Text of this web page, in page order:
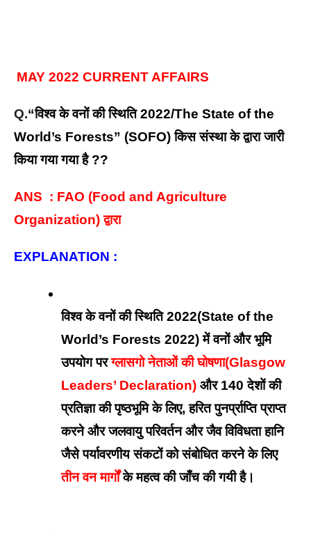
MAY 2022 CURRENT AFFAIRS
Q.“विश्व के वनों की स्थिति 2022/The State of the
World’s Forests” (SOFO) किस संस्था के द्वारा जारी
किया गया गया है ??
ANS  : FAO (Food and Agriculture
Organization) द्वारा
EXPLANATION :
विश्व के वनों की स्थिति 2022(State of the
World’s Forests 2022) में वनों और भूमि
उपयोग पर ग्लासगो नेताओं की घोषणा(Glasgow
Leaders’ Declaration) और 140 देशों की
प्रतिज्ञा की पृष्ठभूमि के लिए, हरित पुनर्प्राप्ति प्राप्त
करने और जलवायु परिवर्तन और जैव विविधता हानि
जैसे पर्यावरणीय संकटों को संबोधित करने के लिए
तीन वन मार्गों के महत्व की जाँच की गयी है।